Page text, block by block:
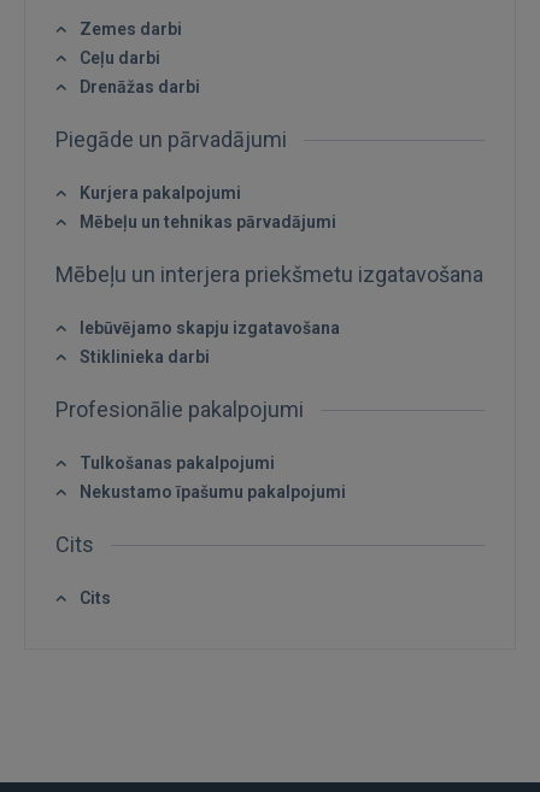
Zemes darbi
Ceļu darbi
Drenāžas darbi
Piegāde un pārvadājumi
Kurjera pakalpojumi
Mēbeļu un tehnikas pārvadājumi
Mēbeļu un interjera priekšmetu izgatavošana
Iebūvējamo skapju izgatavošana
Stiklinieka darbi
Profesionālie pakalpojumi
Tulkošanas pakalpojumi
Nekustamo īpašumu pakalpojumi
Cits
Cits